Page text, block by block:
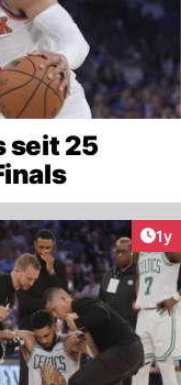
seit 25
1y